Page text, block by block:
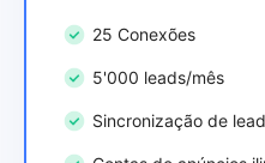
25 Conexões
5'000 leads/mês
Sincronização de